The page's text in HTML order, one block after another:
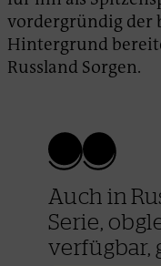
vordergründig der
Hintergrund
Russland Sorgen.
Auch in
Serie,
verfügbar,